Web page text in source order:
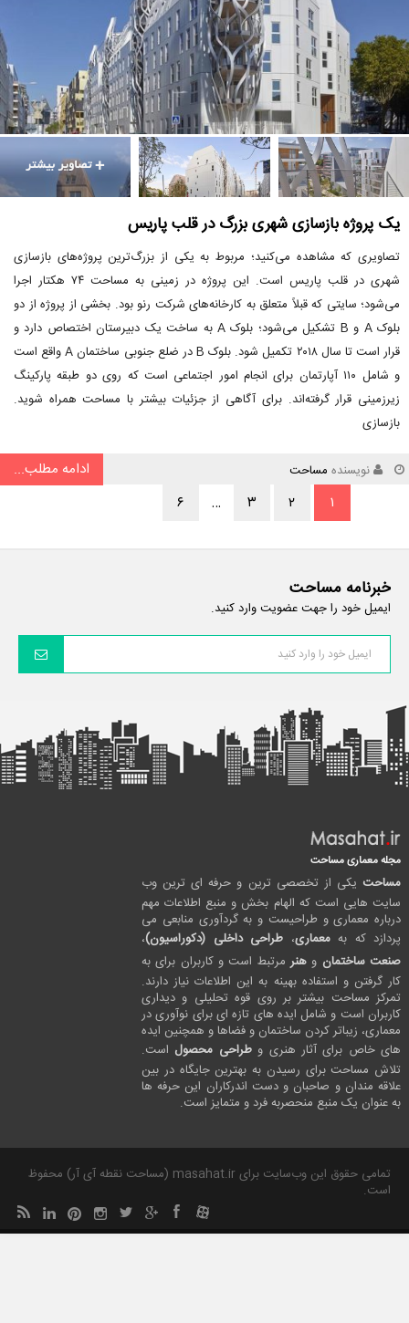
یک پروژه بازسازی شهری بزرگ در قلب پاریس
تصاویری که مشاهده می‌کنید؛ مربوط به یکی از بزرگ‌ترین پروژه‌های بازسازی
شهری در قلب پاریس است. این پروژه در زمینی به مساحت ۷۴ هکتار اجرا
می‌شود؛ سایتی که قبلاً متعلق به کارخانه‌های شرکت رنو بود. بخشی از پروژه از دو
بلوک A و B تشکیل می‌شود؛ بلوک A به ساخت یک دبیرستان اختصاص دارد و
قرار است تا سال ۲۰۱۸ تکمیل شود. بلوک B در ضلع جنوبی ساختمان A واقع است
و شامل ۱۱۰ آپارتمان برای انجام امور اجتماعی است که روی دو طبقه پارکینگ
زیرزمینی قرار گرفته‌اند. برای آگاهی از جزئیات بیشتر با مساحت همراه شوید.
بازسازی
نویسنده مساحت
ادامه مطلب...
۱
۲ ۳ … ۶
خبرنامه مساحت
ایمیل خود را جهت عضویت وارد کنید.
مجله معماری مساحت
مساحت یکی از تخصصی ترین و حرفه ای ترین وب
سایت هایی است که الهام بخش و منبع اطلاعات مهم
درباره معماری و طراحیست و به گردآوری منابعی می
پردازد که بهمعماری، طراحی داخلی (دکوراسیون)،
صنعت ساختمان و هنرمرتبط است و کاربران برای به
کار گرفتن و استفاده بهینه به این اطلاعات نیاز دارند.
تمرکز مساحت بیشتر بر روی قوه تحلیلی و دیداری
کاربران است و شامل ایده های تازه ای برای نوآوری در
معماری، زیباتر کردن ساختمان و فضاها و همچنین ایده
های خاص برای آثار هنری وطراحی محصول است.
تلاش مساحت برای رسیدن به بهترین جایگاه در بین
علاقه مندان و صاحبان و دست اندرکاران این حرفه ها
به عنوان یک منبع منحصربه فرد و متمایز است.
تمامی حقوق این وب‌سایت برای masahat.ir (مساحت نقطه آی آر) محفوظ
است.